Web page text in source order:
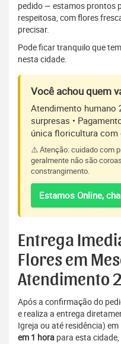
pedido — estamos prontos
respeitosa, com flores
precisar.
Pode ficar tranquilo que
nesta cidade.
Você achou quem
Atendimento humano
surpresas •
única floricultura com
⚠️ Atenção: cuidado com
geralmente não são
constrangimento.
Estamos Online,
Entrega
Flores em
Atendimento
Após a confirmação do
e realiza a entrega
Igreja ou até residência) em
em 1 hora para esta